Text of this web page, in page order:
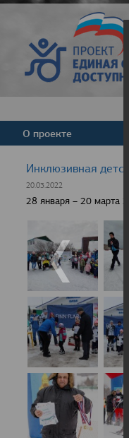
О проекте
Инклюзивная
20.03.2022
28 января – 20 марта